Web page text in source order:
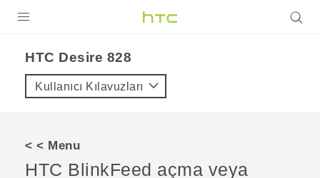
VIVE
VIVERSE
HTC Desire 828‎
Kullanıcı Kılavuzları
< < Menu
HTC BlinkFeed açma veya